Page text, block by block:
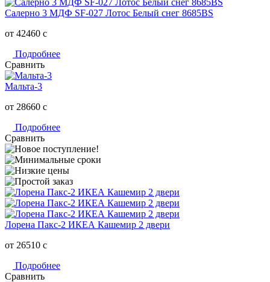
Салерно 3 МДФ SF-027 Лотос Белый снег 8685BS
от 42460 c
Подробнее
Сравнить
Мальта-3
от 28660 c
Подробнее
Сравнить
Лорена Пакс-2 ИКЕА Кашемир 2 двери
от 26510 c
Подробнее
Сравнить